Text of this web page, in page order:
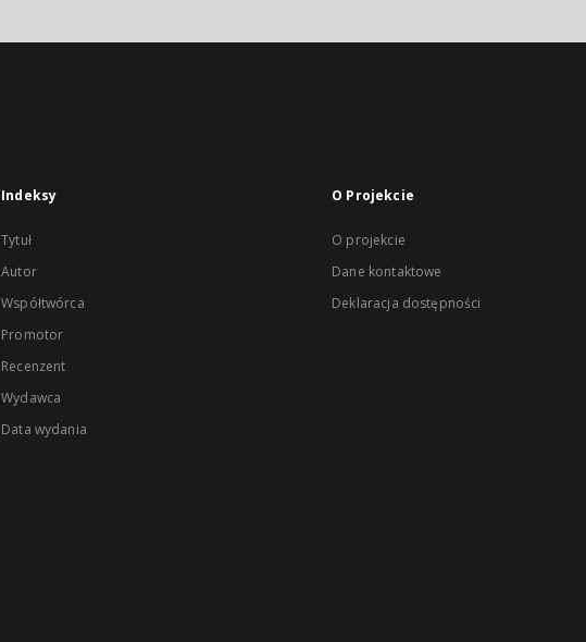
Indeksy
Tytuł
Autor
Współtwórca
Promotor
Recenzent
Wydawca
Data wydania
O Projekcie
O projekcie
Dane kontaktowe
Deklaracja dostępności